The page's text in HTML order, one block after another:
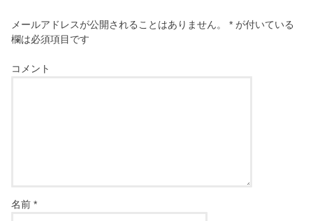
メールアドレスが公開されることはありません。 * が付いている
欄は必須項目です
コメント
名前*